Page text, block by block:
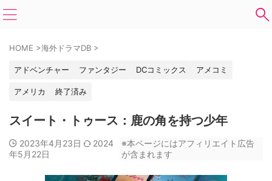
HOME >海外ドラマDB >
アドベンチャー ファンタジー DCコミックス アメコミ
アメリカ 終了済み
スイート・トゥース：鹿の角を持つ少年
2023年4月23日
2024
年5月22日
※本ページにはアフィリエイト広告
が含まれます